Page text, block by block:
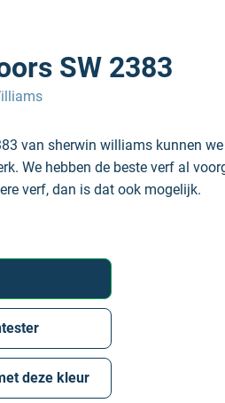
SW 2383
van sherwin williams kunnen
We hebben de beste verf al
verf, dan is dat ook mogelijk.
deze kleur